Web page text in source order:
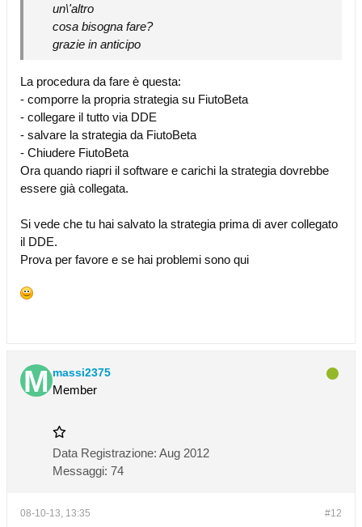
un\'altro
cosa bisogna fare?
grazie in anticipo
La procedura da fare è questa:
- comporre la propria strategia su FiutoBeta
- collegare il tutto via DDE
- salvare la strategia da FiutoBeta
- Chiudere FiutoBeta
Ora quando riapri il software e carichi la strategia dovrebbe
essere già collegata.
Si vede che tu hai salvato la strategia prima di aver collegato
il DDE.
Prova per favore e se hai problemi sono qui
massi2375
Member
Data Registrazione: Aug 2012
Messaggi: 74
#12
08-10-13, 13:35